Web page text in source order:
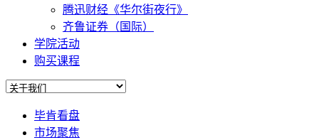
腾迅财经《华尔街夜行》
齐鲁证券（国际）
学院活动
购买课程
毕肯看盘
市场聚焦